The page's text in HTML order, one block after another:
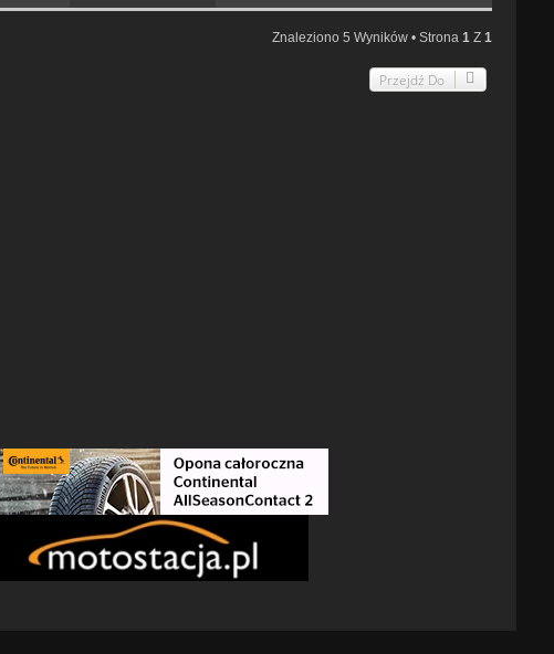
Znaleziono 5 Wyników • Strona1 Z1
Przejdź Do